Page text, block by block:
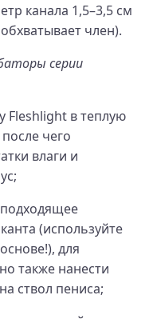
канала 1,5–3,5 см
член).
серии
Fleshlight в теплую
чего
влаги и
подходящее
(используйте
для
также нанести
ствол пениса;